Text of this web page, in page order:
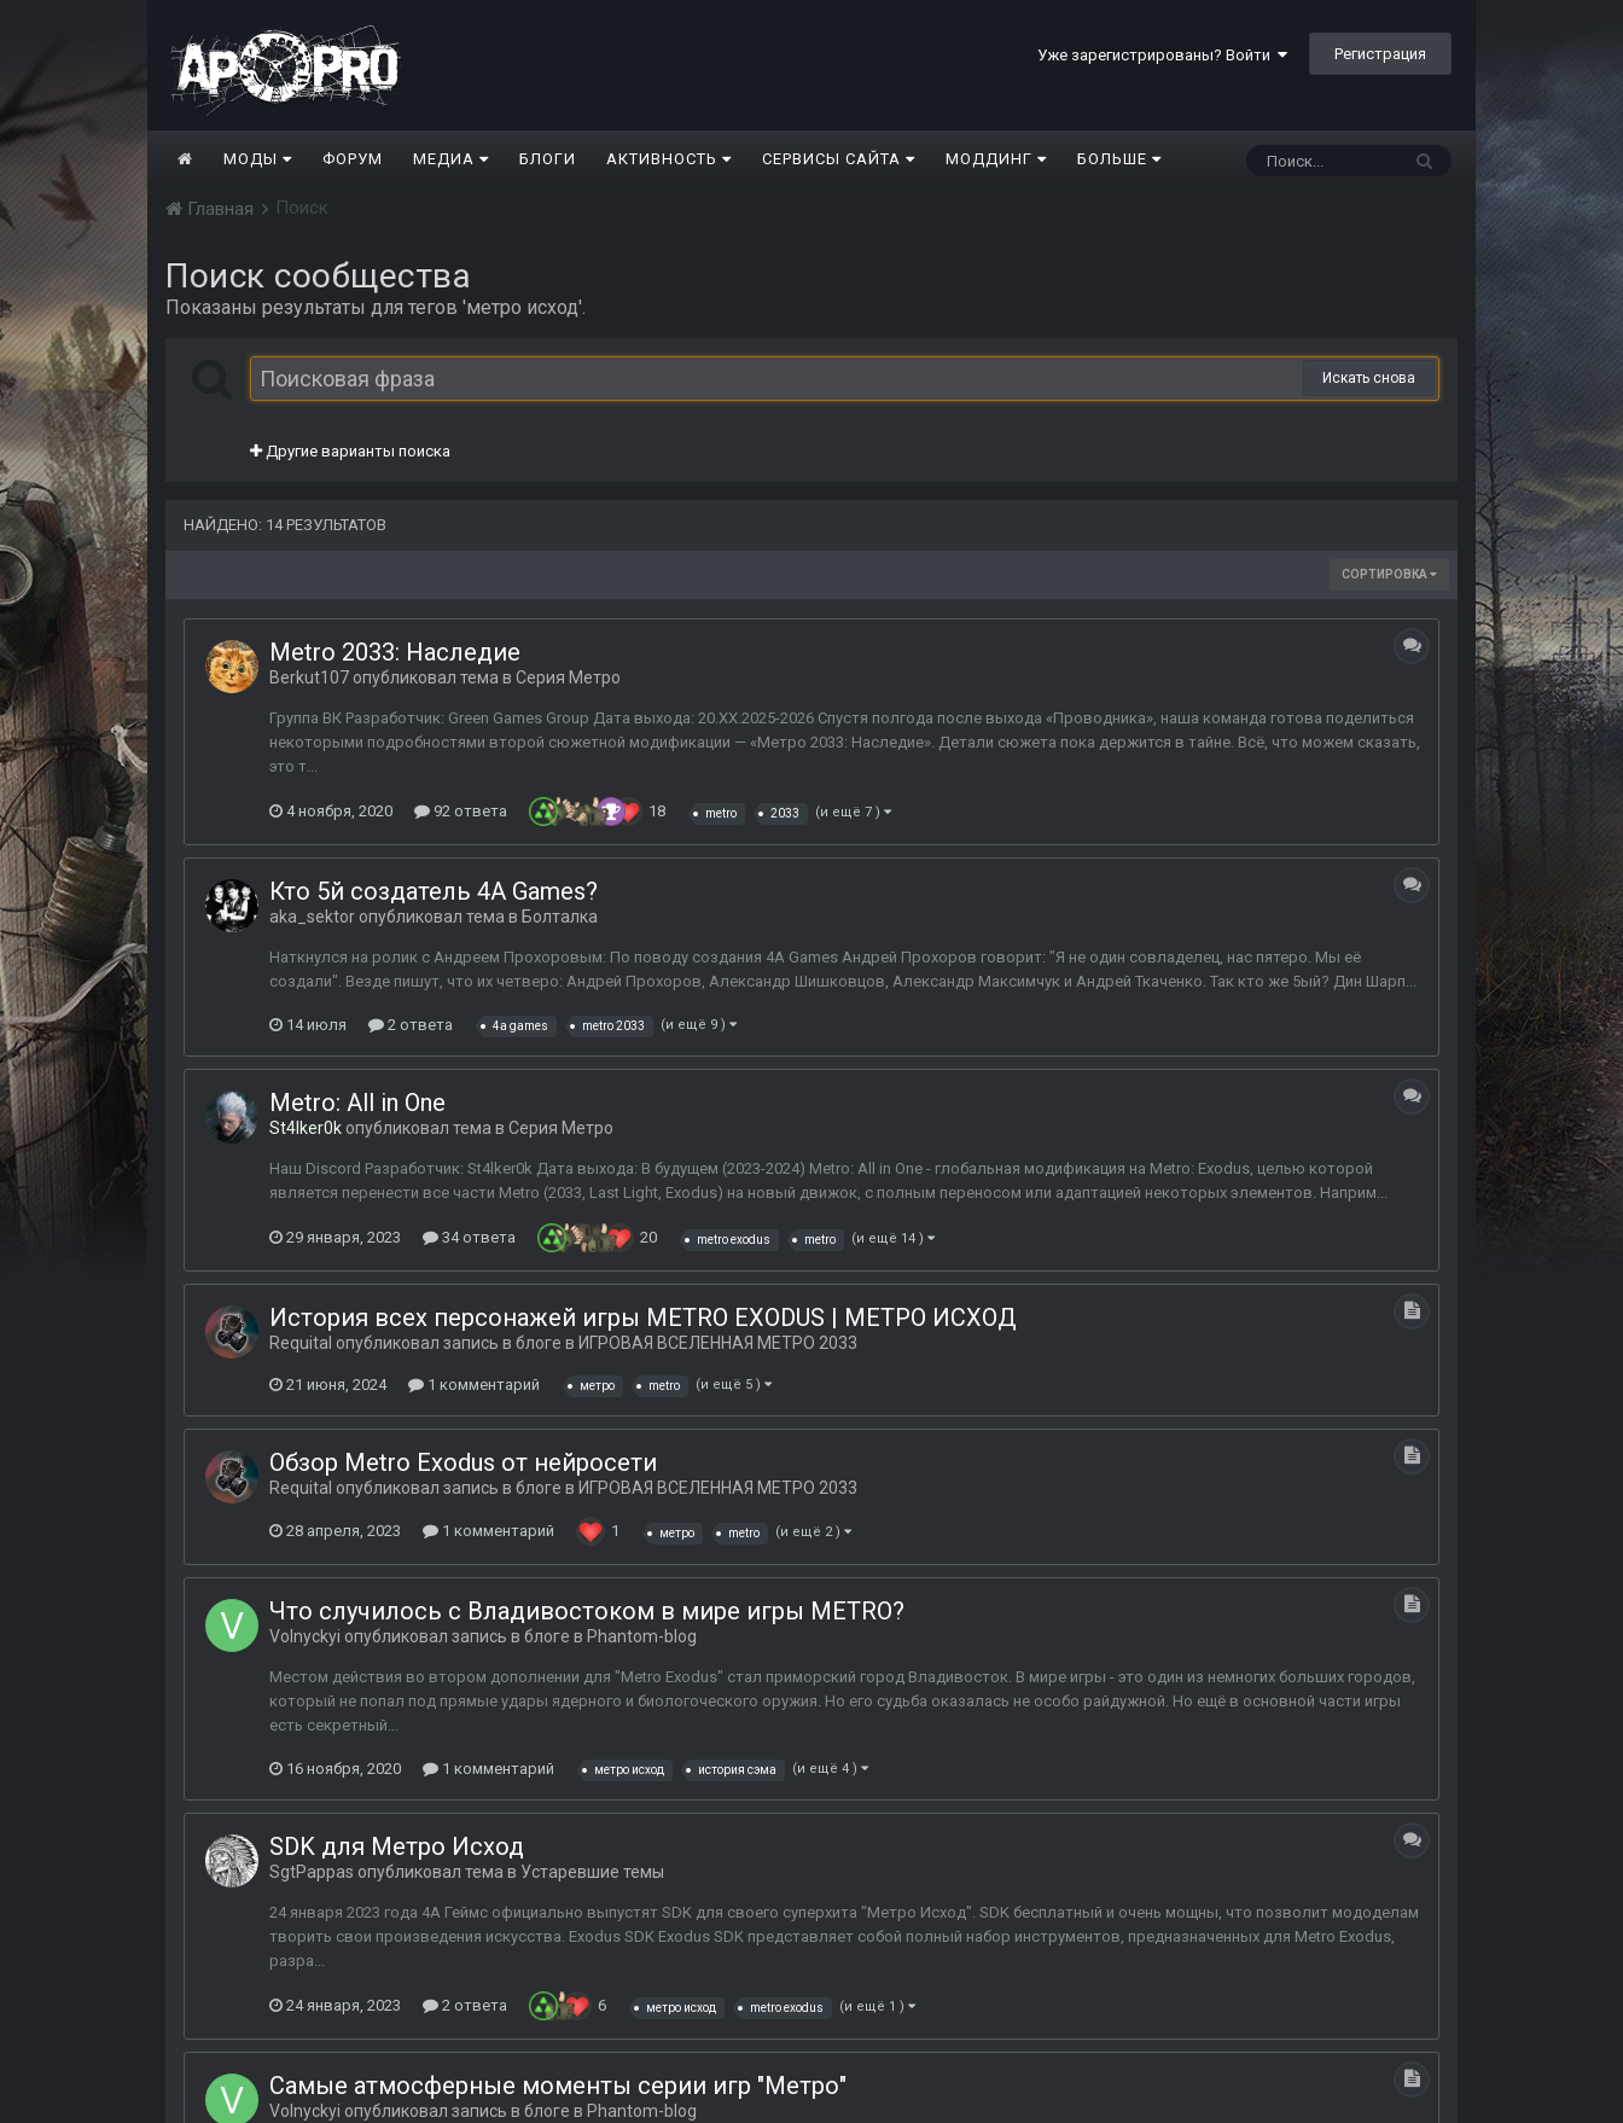
Уже зарегистрированы? Войти Регистрация
МОДЫ ФОРУМ МЕДИА БЛОГИ АКТИВНОСТЬ СЕРВИСЫ САЙТА МОДДИНГ БОЛЬШЕ
Главная Поиск
Поиск сообщества
Показаны результаты для тегов 'метро исход'.
Искать снова
Другие варианты поиска
НАЙДЕНО: 14 РЕЗУЛЬТАТОВ
СОРТИРОВКА
Metro 2033: Наследие
Berkut107 опубликовал тема в Серия Метро
Группа ВК Разработчик: Green Games Group Дата выхода: 20.XX.2025-2026 Спустя полгода после выхода «Проводника», наша команда готова поделиться
некоторыми подробностями второй сюжетной модификации — «Метро 2033: Наследие». Детали сюжета пока держится в тайне. Всё, что можем сказать,
это т...
4 ноября, 2020 92 ответа 18 metro 2033 (и ещё 7 )
Кто 5й создатель 4A Games?
aka_sektor опубликовал тема в Болталка
Наткнулся на ролик с Андреем Прохоровым: По поводу создания 4A Games Андрей Прохоров говорит: "Я не один совладелец, нас пятеро. Мы её
создали". Везде пишут, что их четверо: Андрей Прохоров, Александр Шишковцов, Александр Максимчук и Андрей Ткаченко. Так кто же 5ый? Дин Шарп...
14 июля 2 ответа 4a games metro 2033 (и ещё 9 )
Metro: All in One
St4lker0k опубликовал тема в Серия Метро
Наш Discord Разработчик: St4lker0k Дата выхода: В будущем (2023-2024) Metro: All in One - глобальная модификация на Metro: Exodus, целью которой
является перенести все части Metro (2033, Last Light, Exodus) на новый движок, с полным переносом или адаптацией некоторых элементов. Наприм...
29 января, 2023 34 ответа 20 metro exodus metro (и ещё 14 )
История всех персонажей игры METRO EXODUS | МЕТРО ИСХОД
Requital опубликовал запись в блоге в ИГРОВАЯ ВСЕЛЕННАЯ МЕТРО 2033
21 июня, 2024 1 комментарий метро metro (и ещё 5 )
Обзор Metro Exodus от нейросети
Requital опубликовал запись в блоге в ИГРОВАЯ ВСЕЛЕННАЯ МЕТРО 2033
28 апреля, 2023 1 комментарий 1 метро metro (и ещё 2 )
Что случилось с Владивостоком в мире игры METRO?
Volnyckyi опубликовал запись в блоге в Phantom-blog
Местом действия во втором дополнении для "Metro Exodus" стал приморский город Владивосток. В мире игры - это один из немногих больших городов,
который не попал под прямые удары ядерного и биологоческого оружия. Но его судьба оказалась не особо райдужной. Но ещё в основной части игры
есть секретный...
16 ноября, 2020 1 комментарий метро исход история сэма (и ещё 4 )
SDK для Метро Исход
SgtPappas опубликовал тема в Устаревшие темы
24 января 2023 года 4А Геймс официально выпустят SDK для своего суперхита "Метро Исход". SDK бесплатный и очень мощны, что позволит мододелам
творить свои произведения искусства. Exodus SDK Exodus SDK представляет собой полный набор инструментов, предназначенных для Metro Exodus,
разра...
24 января, 2023 2 ответа 6 метро исход metro exodus (и ещё 1 )
Самые атмосферные моменты серии игр "Метро"
Volnyckyi опубликовал запись в блоге в Phantom-blog